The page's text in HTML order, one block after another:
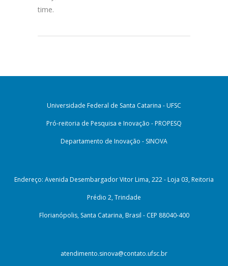
time.
Universidade Federal de Santa Catarina - UFSC
Pró-reitoria de Pesquisa e Inovação - PROPESQ
Departamento de Inovação - SINOVA
Endereço: Avenida Desembargador Vitor Lima, 222 - Loja 03, Reitoria
Prédio 2, Trindade
Florianópolis, Santa Catarina, Brasil - CEP 88040-400
atendimento.sinova@contato.ufsc.br